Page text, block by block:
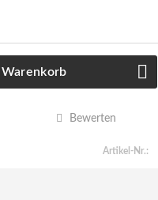
Warenkorb
Bewerten
Artikel-Nr.: